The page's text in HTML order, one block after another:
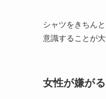
シャツをきちん
意識することが大
女性が嫌が